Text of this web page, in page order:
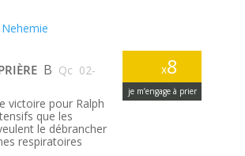
x8
je m’engage à prier
B Qc 02-
victoire pour Ralph
que les
le débrancher
respiratoires